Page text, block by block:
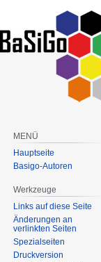
MENÜ
Hauptseite
Basigo-Autoren
Werkzeuge
Links auf diese Seite
Änderungen an
verlinkten Seiten
Spezialseiten
Druckversion